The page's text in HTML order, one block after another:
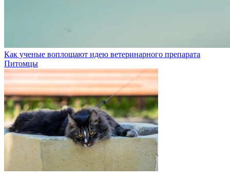
Как ученые воплощают идею ветеринарного препарата
Питомцы